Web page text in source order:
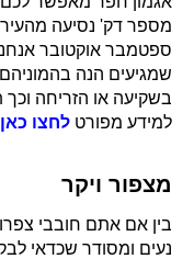
מספר דק' נסיעה
ספטמבר אוקטובר
שמגיעים הנה
בשקיעה או הזריחה
למידע מפורט לחצו
מצפור ויקר
בין אם אתם חובבי
נעים ומסודר שכדאי